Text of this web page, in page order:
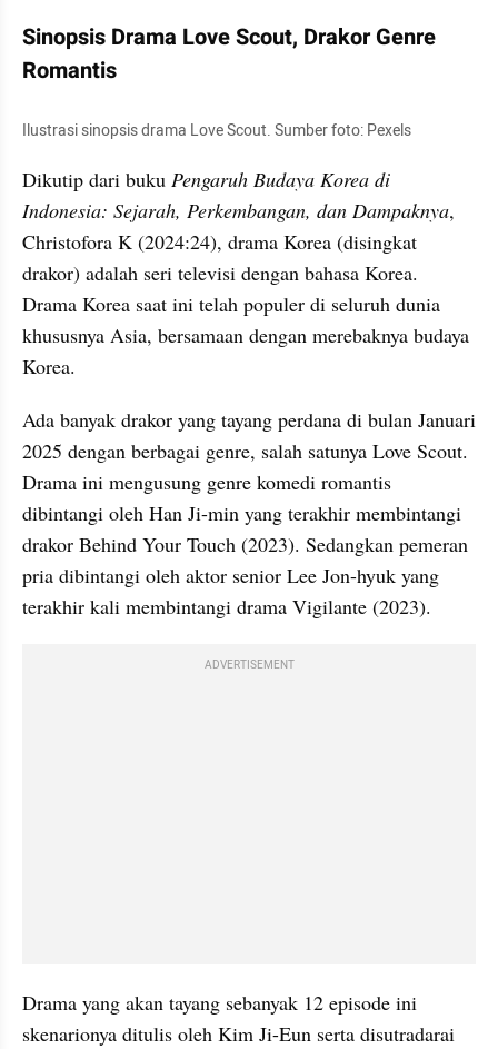
Sinopsis Drama Love Scout, Drakor Genre
Romantis
Ilustrasi sinopsis drama Love Scout. Sumber foto: Pexels
Dikutip dari buku Pengaruh Budaya Korea di
Indonesia: Sejarah, Perkembangan, dan Dampaknya,
Christofora K (2024:24), drama Korea (disingkat
drakor) adalah seri televisi dengan bahasa Korea.
Drama Korea saat ini telah populer di seluruh dunia
khususnya Asia, bersamaan dengan merebaknya budaya
Korea.
Ada banyak drakor yang tayang perdana di bulan Januari
2025 dengan berbagai genre, salah satunya Love Scout.
Drama ini mengusung genre komedi romantis
dibintangi oleh Han Ji-min yang terakhir membintangi
drakor Behind Your Touch (2023). Sedangkan pemeran
pria dibintangi oleh aktor senior Lee Jon-hyuk yang
terakhir kali membintangi drama Vigilante (2023).
ADVERTISEMENT
Drama yang akan tayang sebanyak 12 episode ini
skenarionya ditulis oleh Kim Ji-Eun serta disutradarai